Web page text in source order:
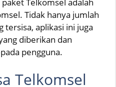
Tidak hanya jumlah
tersisa, aplikasi ini juga
diberikan dan
pengguna.
Telkomsel